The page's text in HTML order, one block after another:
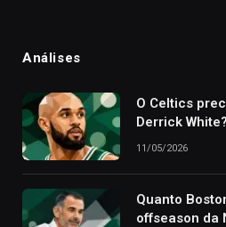
Análises
O Celtics
Derrick White?
11/05/2026
Quanto
offseason da